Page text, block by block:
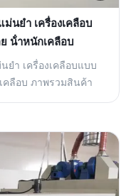
ม่นยํา เครื่องเคลือบ
น้ําหนักเคลือบ
ยํา เครื่องเคลือบแบบ
คลือบ ภาพรวมสินค้า
ต die ให้ข้อดีที่ชัดเจน
วัสดุเคลือบผ่าน
ยํา. ข้อดีหลักของการ
การเคลือบที่เหมือ...